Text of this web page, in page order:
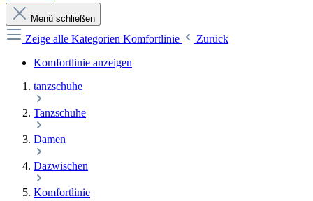
Menü schließen
Zeige alle Kategorien Komfortlinie
Zurück
Komfortlinie anzeigen
tanzschuhe
Tanzschuhe
Damen
Dazwischen
Komfortlinie